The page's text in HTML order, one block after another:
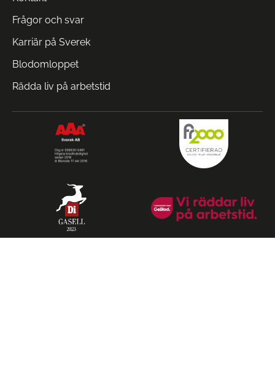
Frågor och svar
Karriär på Sverek
Blodomloppet
Rädda liv på arbetstid